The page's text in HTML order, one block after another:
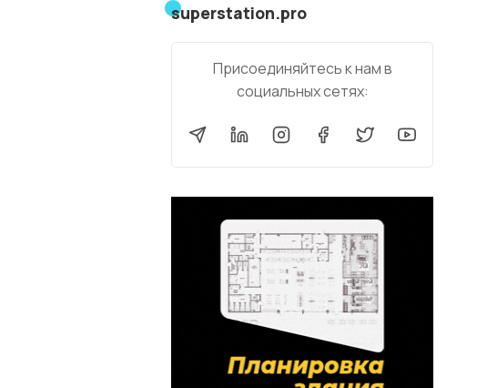
superstation.pro
Присоединяйтесь к нам в
социальных сетях: